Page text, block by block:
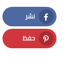
نشر
Facebook
حفظ
Pinterest